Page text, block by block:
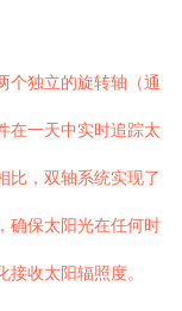
个独立的旋转轴（通
在一天中实时追踪太
比，双轴系统实现了
，确保太阳光在任何时
收太阳辐照度。